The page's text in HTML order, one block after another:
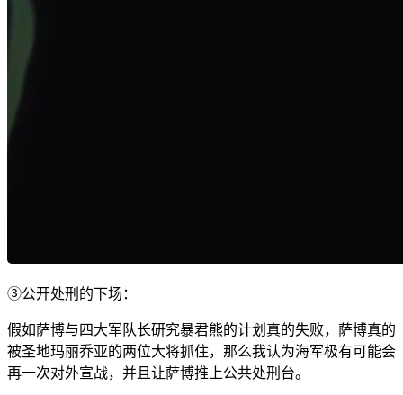
③公开处刑的下场：
假如萨博与四大军队长研究暴君熊的计划真的失败，萨博真的
被圣地玛丽乔亚的两位大将抓住，那么我认为海军极有可能会
再一次对外宣战，并且让萨博推上公共处刑台。